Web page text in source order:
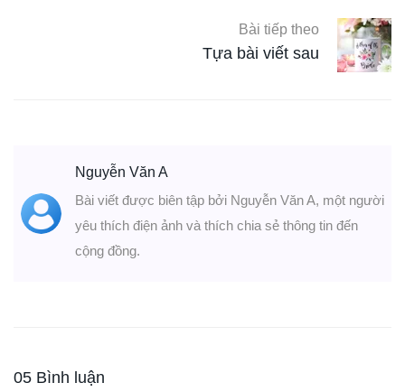
Bài tiếp theo
Tựa bài viết sau
Nguyễn Văn A
Bài viết được biên tập bởi Nguyễn Văn A, một người
yêu thích điện ảnh và thích chia sẻ thông tin đến
cộng đồng.
05 Bình luận